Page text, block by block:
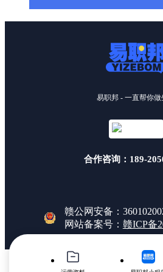
易职邦 - 一直帮你做
合作咨询：189-
赣公网安备：
网站备案号： 赣ICP备